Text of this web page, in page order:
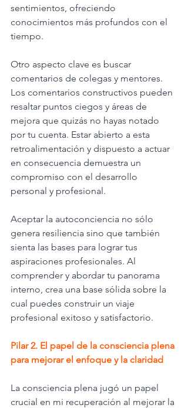
sentimientos, ofreciendo
conocimientos más profundos con el
tiempo.
Otro aspecto clave es buscar
comentarios de colegas y mentores.
Los comentarios constructivos pueden
resaltar puntos ciegos y áreas de
mejora que quizás no hayas notado
por tu cuenta. Estar abierto a esta
retroalimentación y dispuesto a actuar
en consecuencia demuestra un
compromiso con el desarrollo
personal y profesional.
Aceptar la autoconciencia no sólo
genera resiliencia sino que también
sienta las bases para lograr tus
aspiraciones profesionales. Al
comprender y abordar tu panorama
interno, crea una base sólida sobre la
cual puedes construir un viaje
profesional exitoso y satisfactorio.
Pilar 2. El papel de la consciencia plena
para mejorar el enfoque y la claridad
La consciencia plena jugó un papel
crucial en mi recuperación al mejorar la